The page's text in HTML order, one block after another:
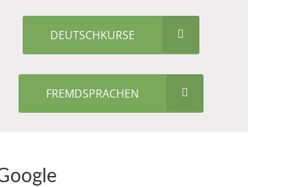
DEUTSCHKURSE
FREMDSPRACHEN